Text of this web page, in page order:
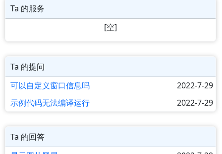
Ta 的服务
[空]
Ta 的提问
可以自定义窗口信息吗
2022-7-29
示例代码无法编译运行
2022-7-29
Ta 的回答